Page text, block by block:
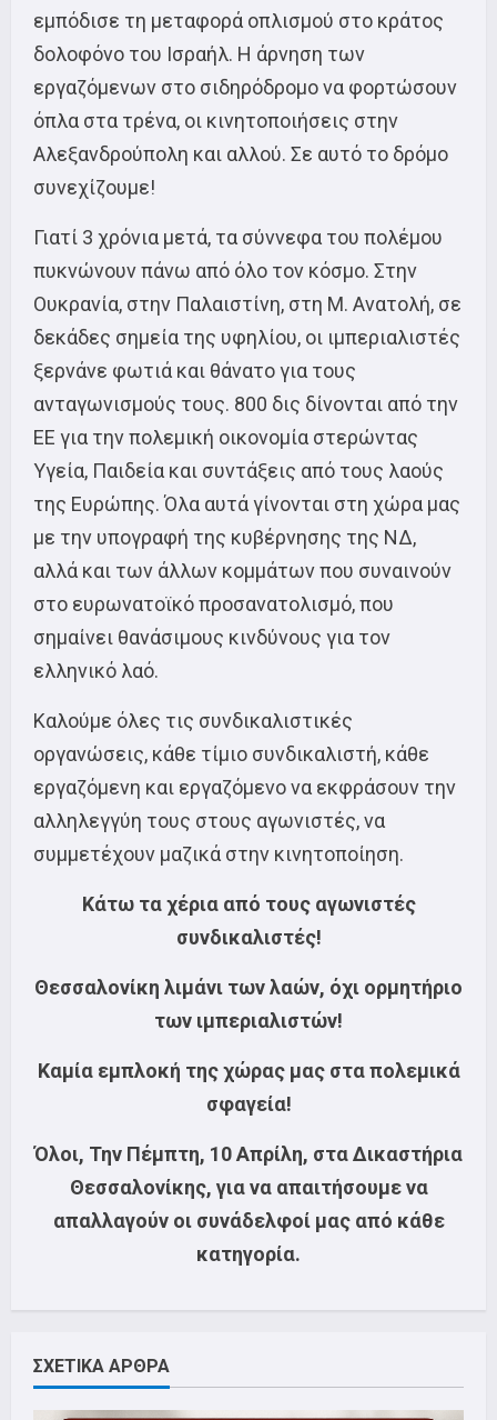
εμπόδισε τη μεταφορά οπλισμού στο κράτος
δολοφόνο του Ισραήλ. Η άρνηση των
εργαζόμενων στο σιδηρόδρομο να φορτώσουν
όπλα στα τρένα, οι κινητοποιήσεις στην
Αλεξανδρούπολη και αλλού. Σε αυτό το δρόμο
συνεχίζουμε!
Γιατί 3 χρόνια μετά, τα σύννεφα του πολέμου
πυκνώνουν πάνω από όλο τον κόσμο. Στην
Ουκρανία, στην Παλαιστίνη, στη Μ. Ανατολή, σε
δεκάδες σημεία της υφηλίου, οι ιμπεριαλιστές
ξερνάνε φωτιά και θάνατο για τους
ανταγωνισμούς τους. 800 δις δίνονται από την
ΕΕ για την πολεμική οικονομία στερώντας
Υγεία, Παιδεία και συντάξεις από τους λαούς
της Ευρώπης. Όλα αυτά γίνονται στη χώρα μας
με την υπογραφή της κυβέρνησης της ΝΔ,
αλλά και των άλλων κομμάτων που συναινούν
στο ευρωνατοϊκό προσανατολισμό, που
σημαίνει θανάσιμους κινδύνους για τον
ελληνικό λαό.
Καλούμε όλες τις συνδικαλιστικές
οργανώσεις, κάθε τίμιο συνδικαλιστή, κάθε
εργαζόμενη και εργαζόμενο να εκφράσουν την
αλληλεγγύη τους στους αγωνιστές, να
συμμετέχουν μαζικά στην κινητοποίηση.
Κάτω τα χέρια από τους αγωνιστές
συνδικαλιστές!
Θεσσαλονίκη λιμάνι των λαών, όχι ορμητήριο
των ιμπεριαλιστών!
Καμία εμπλοκή της χώρας μας στα πολεμικά
σφαγεία!
Όλοι, Την Πέμπτη, 10 Απρίλη, στα Δικαστήρια
Θεσσαλονίκης, για να απαιτήσουμε να
απαλλαγούν οι συνάδελφοί μας από κάθε
κατηγορία.
ΣΧΕΤΙΚΑ ΑΡΘΡΑ